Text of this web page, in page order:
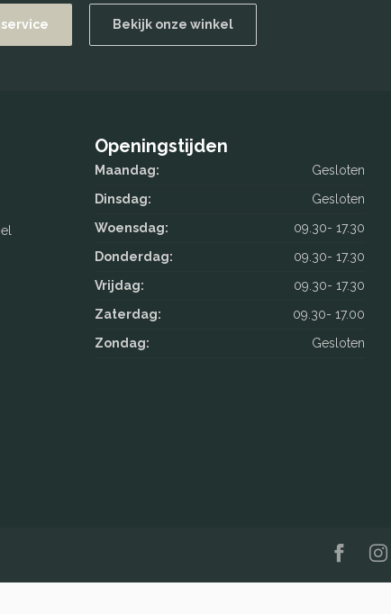
Bekijk onze winkel
Openingstijden
Maandag:
Gesloten
Dinsdag:
Gesloten
Woensdag:
09.30- 17.30
Donderdag:
09.30- 17.30
Vrijdag:
09.30- 17.30
Zaterdag:
09.30- 17.00
Zondag:
Gesloten